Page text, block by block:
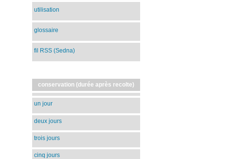
utilisation
glossaire
fil RSS (Sedna)
conservation (durée après recolte)
un jour
deux jours
trois jours
cinq jours